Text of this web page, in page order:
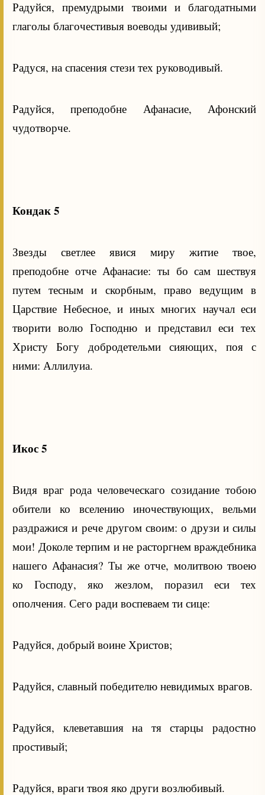
Радуйся, премудрыми твоими и благодатными
глаголы благочестивыя воеводы удививый;
Радуся, на спасения стези тех руководивый.
Радуйся, преподобне Афанасие, Афонский
чудотворче.
Кондак 5
Звезды светлее явися миру житие твое,
преподобне отче Афанасие: ты бо сам шествуя
путем тесным и скорбным, право ведущим в
Царствие Небесное, и иных многих научал еси
творити волю Господню и представил еси тех
Христу Богу добродетельми сияющих, поя с
ними: Аллилуиа.
Икос 5
Видя враг рода человеческаго созидание тобою
обители ко вселению иночествующих, вельми
раздражися и рече другом своим: о друзи и силы
мои! Доколе терпим и не расторгнем враждебника
нашего Афанасия? Ты же отче, молитвою твоею
ко Господу, яко жезлом, поразил еси тех
ополчения. Сего ради воспеваем ти сице:
Радуйся, добрый воине Христов;
Радуйся, славный победителю невидимых врагов.
Радуйся, клеветавшия на тя старцы радостно
простивый;
Радуйся, враги твоя яко други возлюбивый.